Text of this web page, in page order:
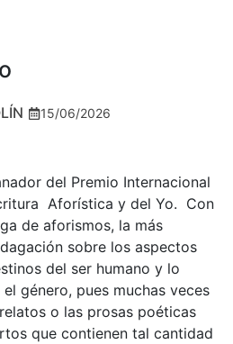
15/06/2026
del Premio Internacional
Aforística y del Yo. Con
de aforismos, la más
sobre los aspectos
del ser humano y lo
género, pues muchas veces
o las prosas poéticas
que contienen tal cantidad